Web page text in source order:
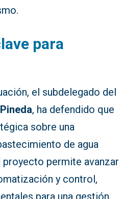
para
el subdelegado del
, ha defendido que
sobre una
de agua
permite avanzar
y control,
para una gestión